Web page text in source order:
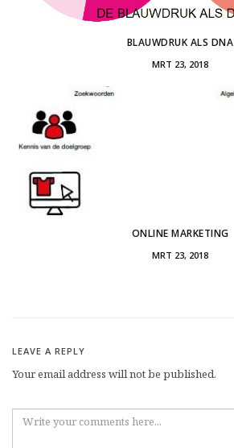
BLAUWDRUK ALS DNA
MRT 23, 2018
ONLINE MARKETING
MRT 23, 2018
LEAVE A REPLY
Your email address will not be published.